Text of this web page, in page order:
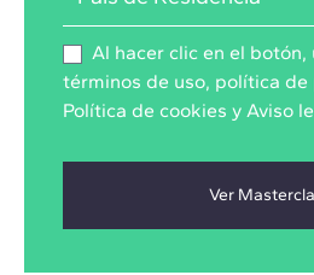
Al hacer clic en el
términos de uso, política de
Política de cookies y Aviso